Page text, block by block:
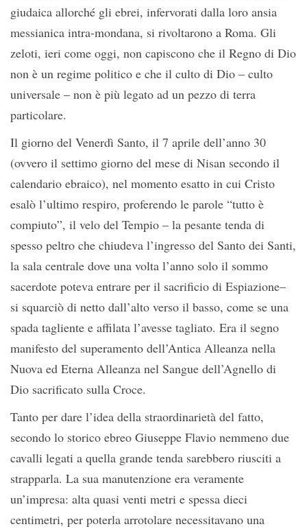
giudaica allorché gli ebrei, infervorati dalla loro ansia
messianica intra-mondana, si rivoltarono a Roma. Gli
zeloti, ieri come oggi, non capiscono che il Regno di Dio
non è un regime politico e che il culto di Dio – culto
universale – non è più legato ad un pezzo di terra
particolare.
Il giorno del Venerdì Santo, il 7 aprile dell’anno 30
(ovvero il settimo giorno del mese di Nisan secondo il
calendario ebraico), nel momento esatto in cui Cristo
esalò l’ultimo respiro, proferendo le parole “tutto è
compiuto”, il velo del Tempio – la pesante tenda di
spesso peltro che chiudeva l’ingresso del Santo dei Santi,
la sala centrale dove una volta l’anno solo il sommo
sacerdote poteva entrare per il sacrificio di Espiazione–
si squarciò di netto dall’alto verso il basso, come se una
spada tagliente e affilata l’avesse tagliato. Era il segno
manifesto del superamento dell’Antica Alleanza nella
Nuova ed Eterna Alleanza nel Sangue dell’Agnello di
Dio sacrificato sulla Croce.
Tanto per dare l’idea della straordinarietà del fatto,
secondo lo storico ebreo Giuseppe Flavio nemmeno due
cavalli legati a quella grande tenda sarebbero riusciti a
strapparla. La sua manutenzione era veramente
un’impresa: alta quasi venti metri e spessa dieci
centimetri, per poterla arrotolare necessitavano una